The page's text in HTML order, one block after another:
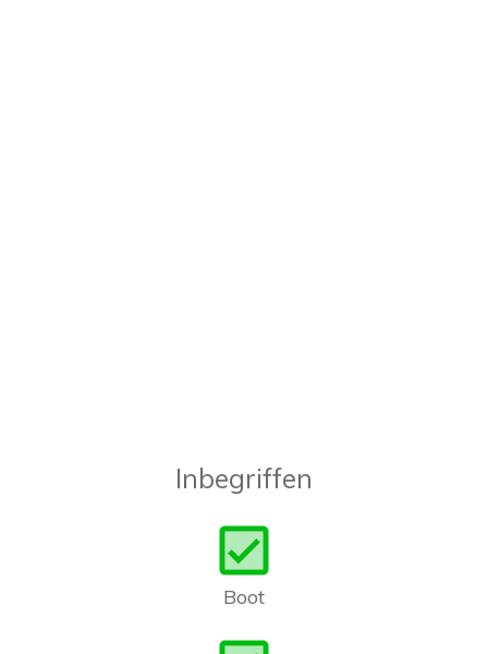
Inbegriffen
Boot